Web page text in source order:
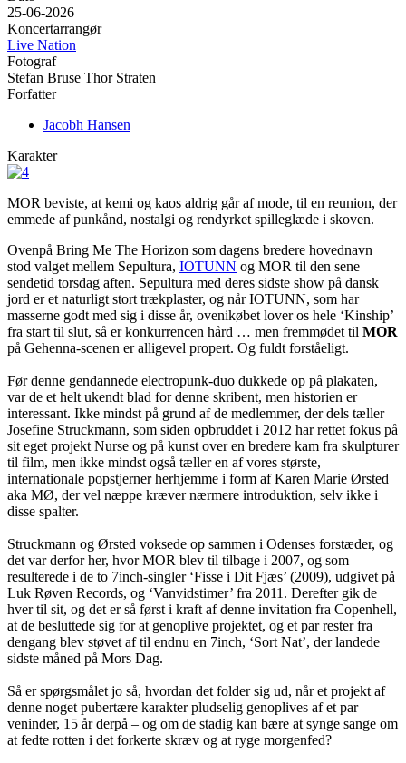
25-06-2026
Koncertarrangør
Live Nation
Fotograf
Stefan Bruse Thor Straten
Forfatter
Jacobh Hansen
Karakter
MOR beviste, at kemi og kaos aldrig går af mode, til en reunion, der
emmede af punkånd, nostalgi og rendyrket spilleglæde i skoven.
Ovenpå Bring Me The Horizon som dagens bredere hovednavn
stod valget mellem Sepultura, IOTUNN og MOR til den sene
sendetid torsdag aften. Sepultura med deres sidste show på dansk
jord er et naturligt stort trækplaster, og når IOTUNN, som har
masserne godt med sig i disse år, ovenikøbet lover os hele ‘Kinship’
fra start til slut, så er konkurrencen hård … men fremmødet til MOR
på Gehenna-scenen er alligevel propert. Og fuldt forståeligt.
Før denne gendannede electropunk-duo dukkede op på plakaten,
var de et helt ukendt blad for denne skribent, men historien er
interessant. Ikke mindst på grund af de medlemmer, der dels tæller
Josefine Struckmann, som siden opbruddet i 2012 har rettet fokus på
sit eget projekt Nurse og på kunst over en bredere kam fra skulpturer
til film, men ikke mindst også tæller en af vores største,
internationale popstjerner herhjemme i form af Karen Marie Ørsted
aka MØ, der vel næppe kræver nærmere introduktion, selv ikke i
disse spalter.
Struckmann og Ørsted voksede op sammen i Odenses forstæder, og
det var derfor her, hvor MOR blev til tilbage i 2007, og som
resulterede i de to 7inch-singler ‘Fisse i Dit Fjæs’ (2009), udgivet på
Luk Røven Records, og ‘Vanvidstimer’ fra 2011. Derefter gik de
hver til sit, og det er så først i kraft af denne invitation fra Copenhell,
at de besluttede sig for at genoplive projektet, og et par rester fra
dengang blev støvet af til endnu en 7inch, ‘Sort Nat’, der landede
sidste måned på Mors Dag.
Så er spørgsmålet jo så, hvordan det folder sig ud, når et projekt af
denne noget pubertære karakter pludselig genoplives af et par
veninder, 15 år derpå – og om de stadig kan bære at synge sange om
at fedte rotten i det forkerte skræv og at ryge morgenfed?